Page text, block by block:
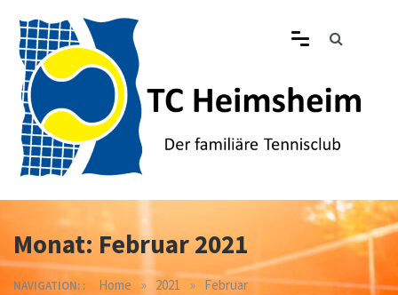
content
Tennisclub Heimsheim
Monat: Februar 2021
NAVIGATION: : Home » 2021 » Februar